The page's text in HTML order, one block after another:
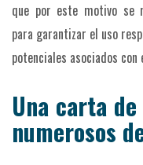
que por este motivo se
para garantizar el uso
potenciales asociados con
Una carta
numerosos